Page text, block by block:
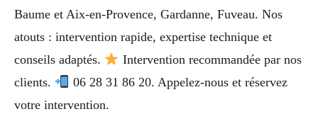
Baume et Aix-en-Provence, Gardanne, Fuveau. Nos
atouts : intervention rapide, expertise technique et
conseils adaptés.
Intervention recommandée par nos
clients.
06 28 31 86 20. Appelez-nous et réservez
votre intervention.